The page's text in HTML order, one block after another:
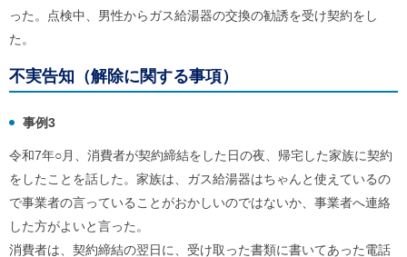
った。点検中、男性からガス給湯器の交換の勧誘を受け契約をし
た。
不実告知（解除に関する事項）
事例3
令和7年○月、消費者が契約締結をした日の夜、帰宅した家族に契約
をしたことを話した。家族は、ガス給湯器はちゃんと使えているの
で事業者の言っていることがおかしいのではないか、事業者へ連絡
した方がよいと言った。
消費者は、契約締結の翌日に、受け取った書類に書いてあった電話